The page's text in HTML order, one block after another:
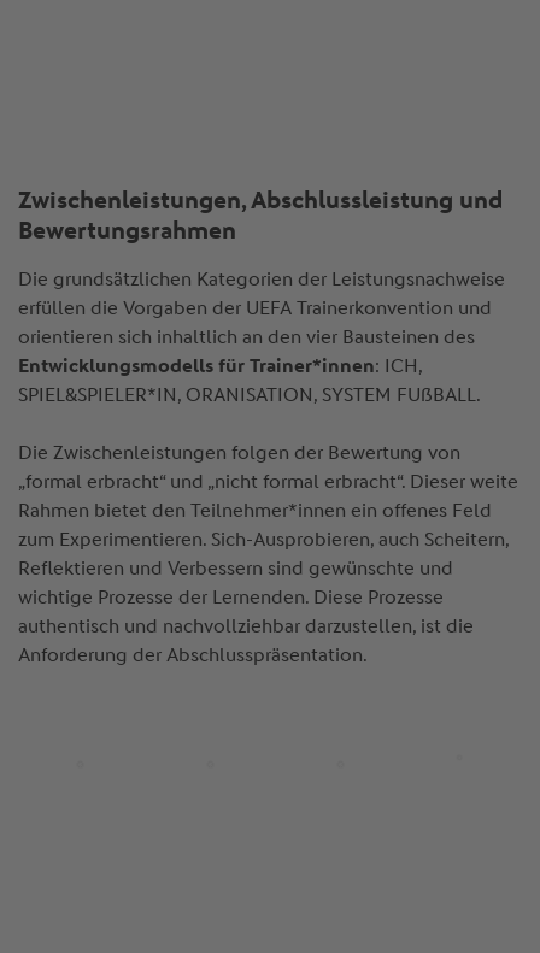
Zwischenleistungen, Abschlussleistung und
Bewertungsrahmen
Die grundsätzlichen Kategorien der Leistungsnachweise
erfüllen die Vorgaben der UEFA Trainerkonvention und
orientieren sich inhaltlich an den vier Bausteinen des
Entwicklungsmodells für Trainer*innen: ICH,
SPIEL&SPIELER*IN, ORANISATION, SYSTEM FUßBALL.
Die Zwischenleistungen folgen der Bewertung von
„formal erbracht“ und „nicht formal erbracht“. Dieser weite
Rahmen bietet den Teilnehmer*innen ein offenes Feld
zum Experimentieren. Sich-Ausprobieren, auch Scheitern,
Reflektieren und Verbessern sind gewünschte und
wichtige Prozesse der Lernenden. Diese Prozesse
authentisch und nachvollziehbar darzustellen, ist die
Anforderung der Abschlusspräsentation.